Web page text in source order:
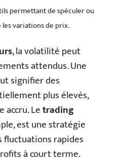
permettant de spéculer ou
variations de prix.
, la volatilité peut
attendus. Une
signifier des
plus élevés,
accru. Letrading
est une stratégie
rapides
à court terme.